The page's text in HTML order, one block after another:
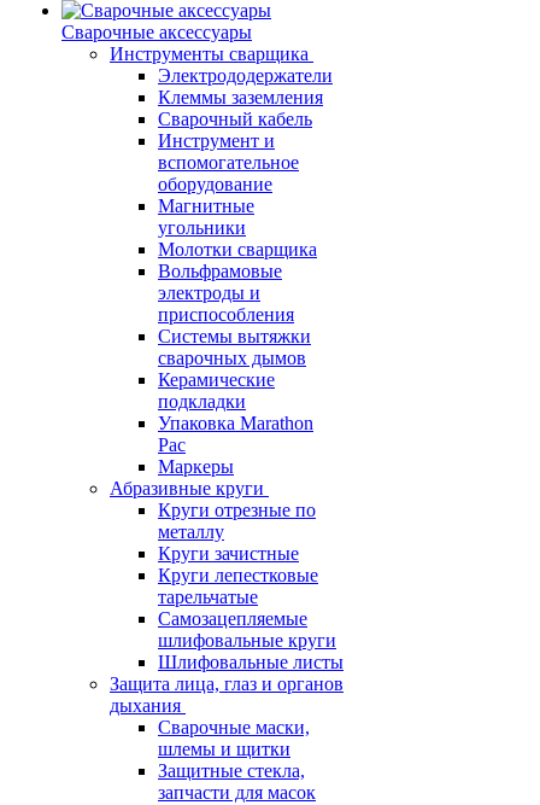
Сварочные аксессуары
Инструменты сварщика
Электрододержатели
Клеммы заземления
Сварочный кабель
Инструмент и
вспомогательное
оборудование
Магнитные
угольники
Молотки сварщика
Вольфрамовые
электроды и
приспособления
Системы вытяжки
сварочных дымов
Керамические
подкладки
Упаковка Marathon
Pac
Маркеры
Абразивные круги
Круги отрезные по
металлу
Круги зачистные
Круги лепестковые
тарельчатые
Самозацепляемые
шлифовальные круги
Шлифовальные листы
Защита лица, глаз и органов
дыхания
Сварочные маски,
шлемы и щитки
Защитные стекла,
запчасти для масок